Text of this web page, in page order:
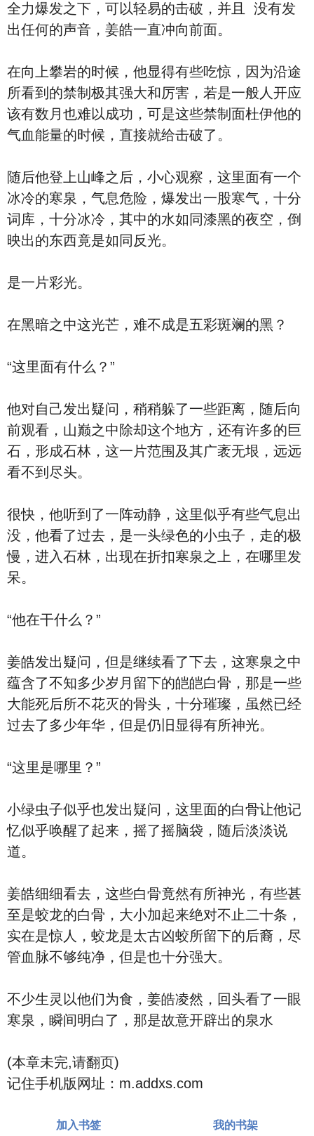
全力爆发之下，可以轻易的击破，并且 没有发
出任何的声音，姜皓一直冲向前面。
在向上攀岩的时候，他显得有些吃惊，因为沿途
所看到的禁制极其强大和厉害，若是一般人开应
该有数月也难以成功，可是这些禁制面杜伊他的
气血能量的时候，直接就给击破了。
随后他登上山峰之后，小心观察，这里面有一个
冰冷的寒泉，气息危险，爆发出一股寒气，十分
词库，十分冰冷，其中的水如同漆黑的夜空，倒
映出的东西竟是如同反光。
是一片彩光。
在黑暗之中这光芒，难不成是五彩斑斓的黑？
“这里面有什么？”
他对自己发出疑问，稍稍躲了一些距离，随后向
前观看，山巅之中除却这个地方，还有许多的巨
石，形成石林，这一片范围及其广袤无垠，远远
看不到尽头。
很快，他听到了一阵动静，这里似乎有些气息出
没，他看了过去，是一头绿色的小虫子，走的极
慢，进入石林，出现在折扣寒泉之上，在哪里发
呆。
“他在干什么？”
姜皓发出疑问，但是继续看了下去，这寒泉之中
蕴含了不知多少岁月留下的皑皑白骨，那是一些
大能死后所不花灭的骨头，十分璀璨，虽然已经
过去了多少年华，但是仍旧显得有所神光。
“这里是哪里？”
小绿虫子似乎也发出疑问，这里面的白骨让他记
忆似乎唤醒了起来，摇了摇脑袋，随后淡淡说
道。
姜皓细细看去，这些白骨竟然有所神光，有些甚
至是蛟龙的白骨，大小加起来绝对不止二十条，
实在是惊人，蛟龙是太古凶蛟所留下的后裔，尽
管血脉不够纯净，但是也十分强大。
不少生灵以他们为食，姜皓凌然，回头看了一眼
寒泉，瞬间明白了，那是故意开辟出的泉水
(本章未完,请翻页)
记住手机版网址：m.addxs.com
加入书签 我的书架